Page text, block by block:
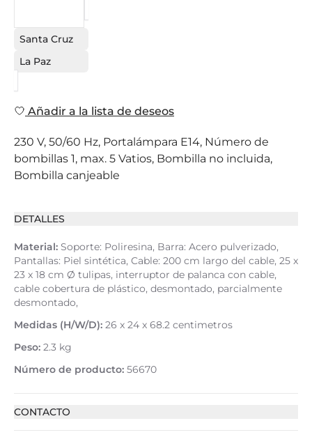
Santa Cruz
La Paz
Añadir a la lista de deseos
230 V, 50/60 Hz, Portalámpara E14, Número de
bombillas 1, max. 5 Vatios, Bombilla no incluida,
Bombilla canjeable
DETALLES
Material: Soporte: Poliresina, Barra: Acero pulverizado,
Pantallas: Piel sintética, Cable: 200 cm largo del cable, 25 x
23 x 18 cm Ø tulipas, interruptor de palanca con cable,
cable cobertura de plástico, desmontado, parcialmente
desmontado,
Medidas (H/W/D): 26 x 24 x 68.2 centimetros
Peso: 2.3 kg
Número de producto: 56670
CONTACTO